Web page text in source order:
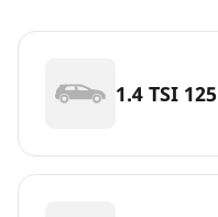
1.4 TSI 125